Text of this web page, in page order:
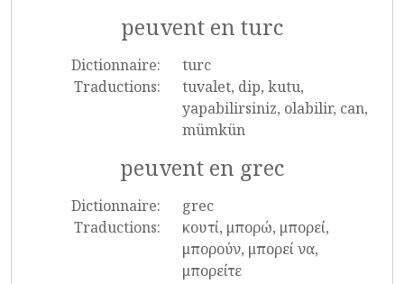
peuvent en turc
Dictionnaire:
turc
Traductions:
tuvalet, dip, kutu,
yapabilirsiniz, olabilir, can,
mümkün
peuvent en grec
Dictionnaire:
grec
Traductions:
κουτί, μπορώ, μπορεί,
μπορούν, μπορεί να,
μπορείτε